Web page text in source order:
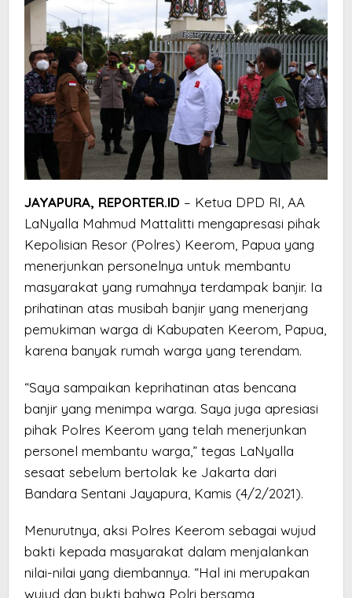
JAYAPURA, REPORTER.ID – Ketua DPD RI, AA
LaNyalla Mahmud Mattalitti mengapresasi pihak
Kepolisian Resor (Polres) Keerom, Papua yang
menerjunkan personelnya untuk membantu
masyarakat yang rumahnya terdampak banjir. Ia
prihatinan atas musibah banjir yang menerjang
pemukiman warga di Kabupaten Keerom, Papua,
karena banyak rumah warga yang terendam.
“Saya sampaikan keprihatinan atas bencana
banjir yang menimpa warga. Saya juga apresiasi
pihak Polres Keerom yang telah menerjunkan
personel membantu warga,” tegas LaNyalla
sesaat sebelum bertolak ke Jakarta dari
Bandara Sentani Jayapura, Kamis (4/2/2021).
Menurutnya, aksi Polres Keerom sebagai wujud
bakti kepada masyarakat dalam menjalankan
nilai-nilai yang diembannya. “Hal ini merupakan
wujud dan bukti bahwa Polri bersama